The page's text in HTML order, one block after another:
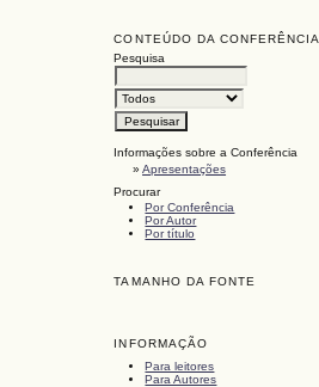
CONTEÚDO DA CONFERÊNCIA
Pesquisa
Informações sobre a Conferência
»Apresentações
Procurar
Por Conferência
Por Autor
Por título
TAMANHO DA FONTE
INFORMAÇÃO
Para leitores
Para Autores